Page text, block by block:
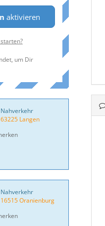
aktivieren
um Dir
Nahverkehr
63225 Langen
Nahverkehr
16515 Oranienburg